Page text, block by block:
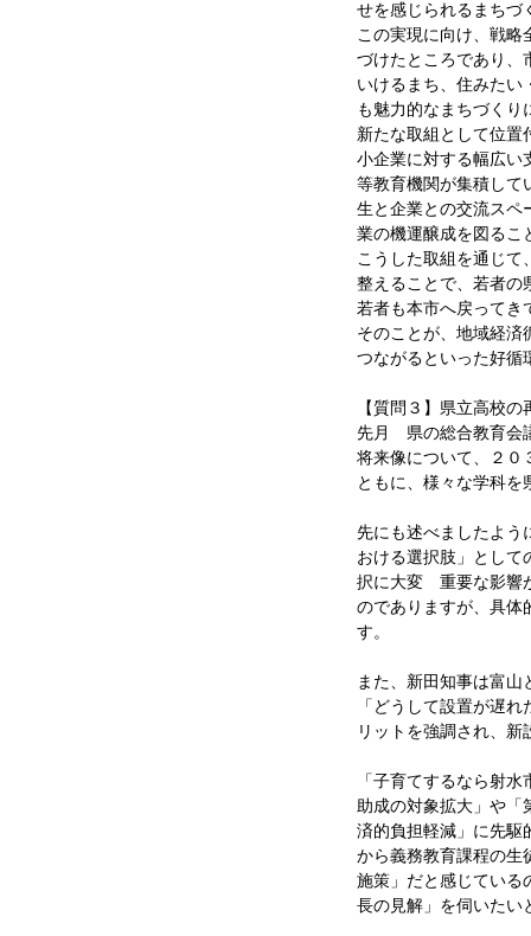
せを感じられるまちづ
この実現に向け、戦略
づけたところであり、
いけるまち、住みたい
も魅力的なまちづくり
新たな取組として位置
小企業に対する幅広い
等教育機関が集積して
生と企業との交流スペ
業の機運醸成を図るこ
こうした取組を通じて
整えることで、若者の
若者も本市へ戻ってき
そのことが、地域経済
つながるといった好循
【質問３】県立高校
先月 県の総合教育会
将来像について、２０
ともに、様々な学科を
先にも述べましたよう
おける選択肢」として
択に大変 重要な影響
のでありますが、具
す。
また、新田知事は富
「どうして設置が遅
リットを強調され、
「子育てするなら射
助成の対象拡大」や
済的負担軽減」に先駆
から義務教育課程の生
施策」だと感じている
長の見解」を伺いたい